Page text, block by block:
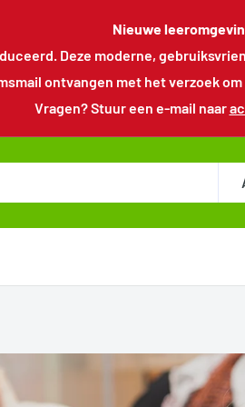
Nieuwe
Deze moderne,
ontvangen met het verzoek
Vragen? Stuur een e-mail naar